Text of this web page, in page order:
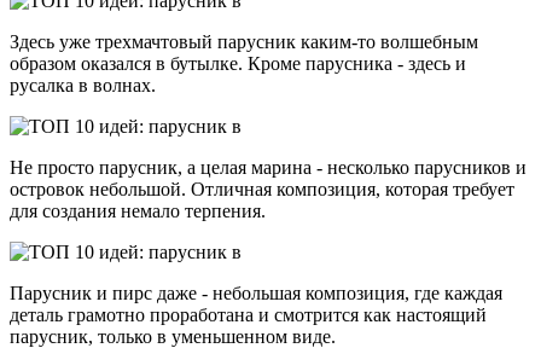
Здесь уже трехмачтовый парусник каким-то волшебным
образом оказался в бутылке. Кроме парусника - здесь и
русалка в волнах.
Не просто парусник, а целая марина - несколько парусников и
островок небольшой. Отличная композиция, которая требует
для создания немало терпения.
Парусник и пирс даже - небольшая композиция, где каждая
деталь грамотно проработана и смотрится как настоящий
парусник, только в уменьшенном виде.